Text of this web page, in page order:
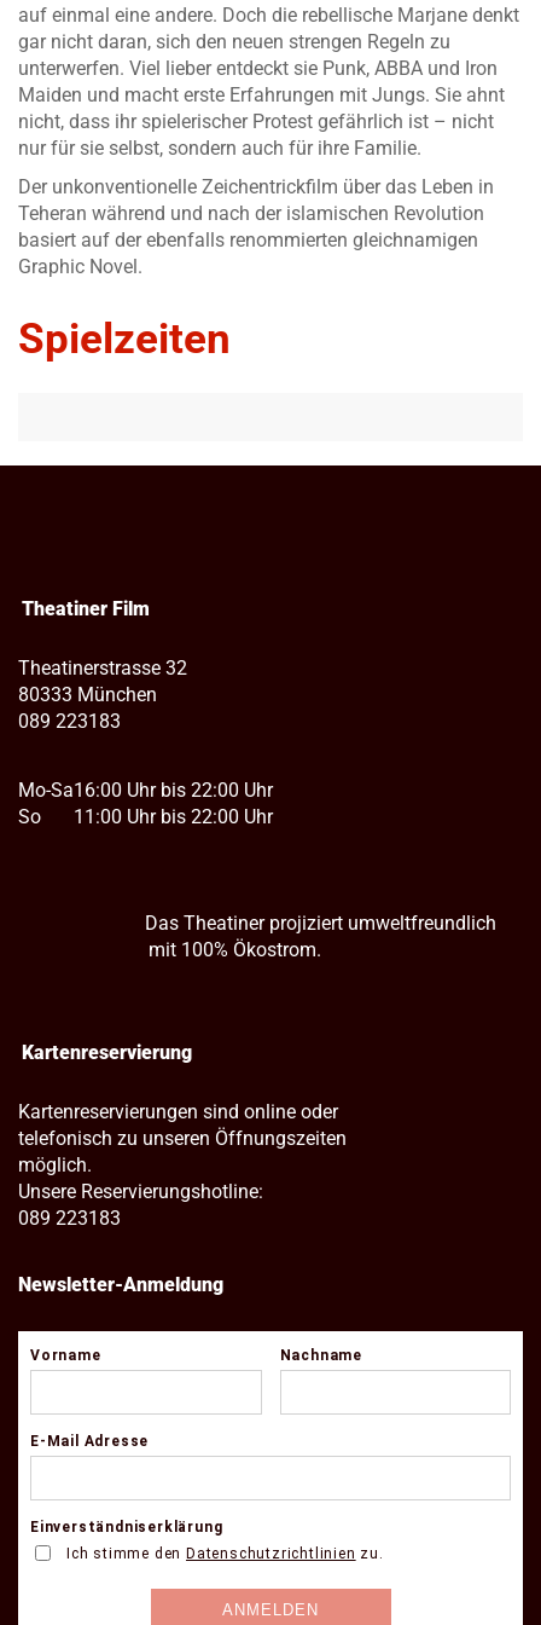
auf einmal eine andere. Doch die rebellische Marjane denkt
gar nicht daran, sich den neuen strengen Regeln zu
unterwerfen. Viel lieber entdeckt sie Punk, ABBA und Iron
Maiden und macht erste Erfahrungen mit Jungs. Sie ahnt
nicht, dass ihr spielerischer Protest gefährlich ist – nicht
nur für sie selbst, sondern auch für ihre Familie.
Der unkonventionelle Zeichentrickfilm über das Leben in
Teheran während und nach der islamischen Revolution
basiert auf der ebenfalls renommierten gleichnamigen
Graphic Novel.
Spielzeiten
Theatiner Film
Theatinerstrasse 32
80333 München
089 223183
Mo-Sa
So
16:00 Uhr bis 22:00 Uhr
11:00 Uhr bis 22:00 Uhr
Das Theatiner projiziert umweltfreundlich
mit 100% Ökostrom.
Kartenreservierung
Kartenreservierungen sind online oder
telefonisch zu unseren Öffnungszeiten
möglich.
Unsere Reservierungshotline:
089 223183
Newsletter-Anmeldung